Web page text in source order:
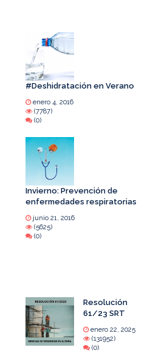
#Deshidratación en Verano
enero 4, 2016
(7787)
(0)
Invierno: Prevención de
enfermedades respiratorias
junio 21, 2016
(5625)
(0)
Resolución
61/23 SRT
enero 22, 2025
(131952)
(0)